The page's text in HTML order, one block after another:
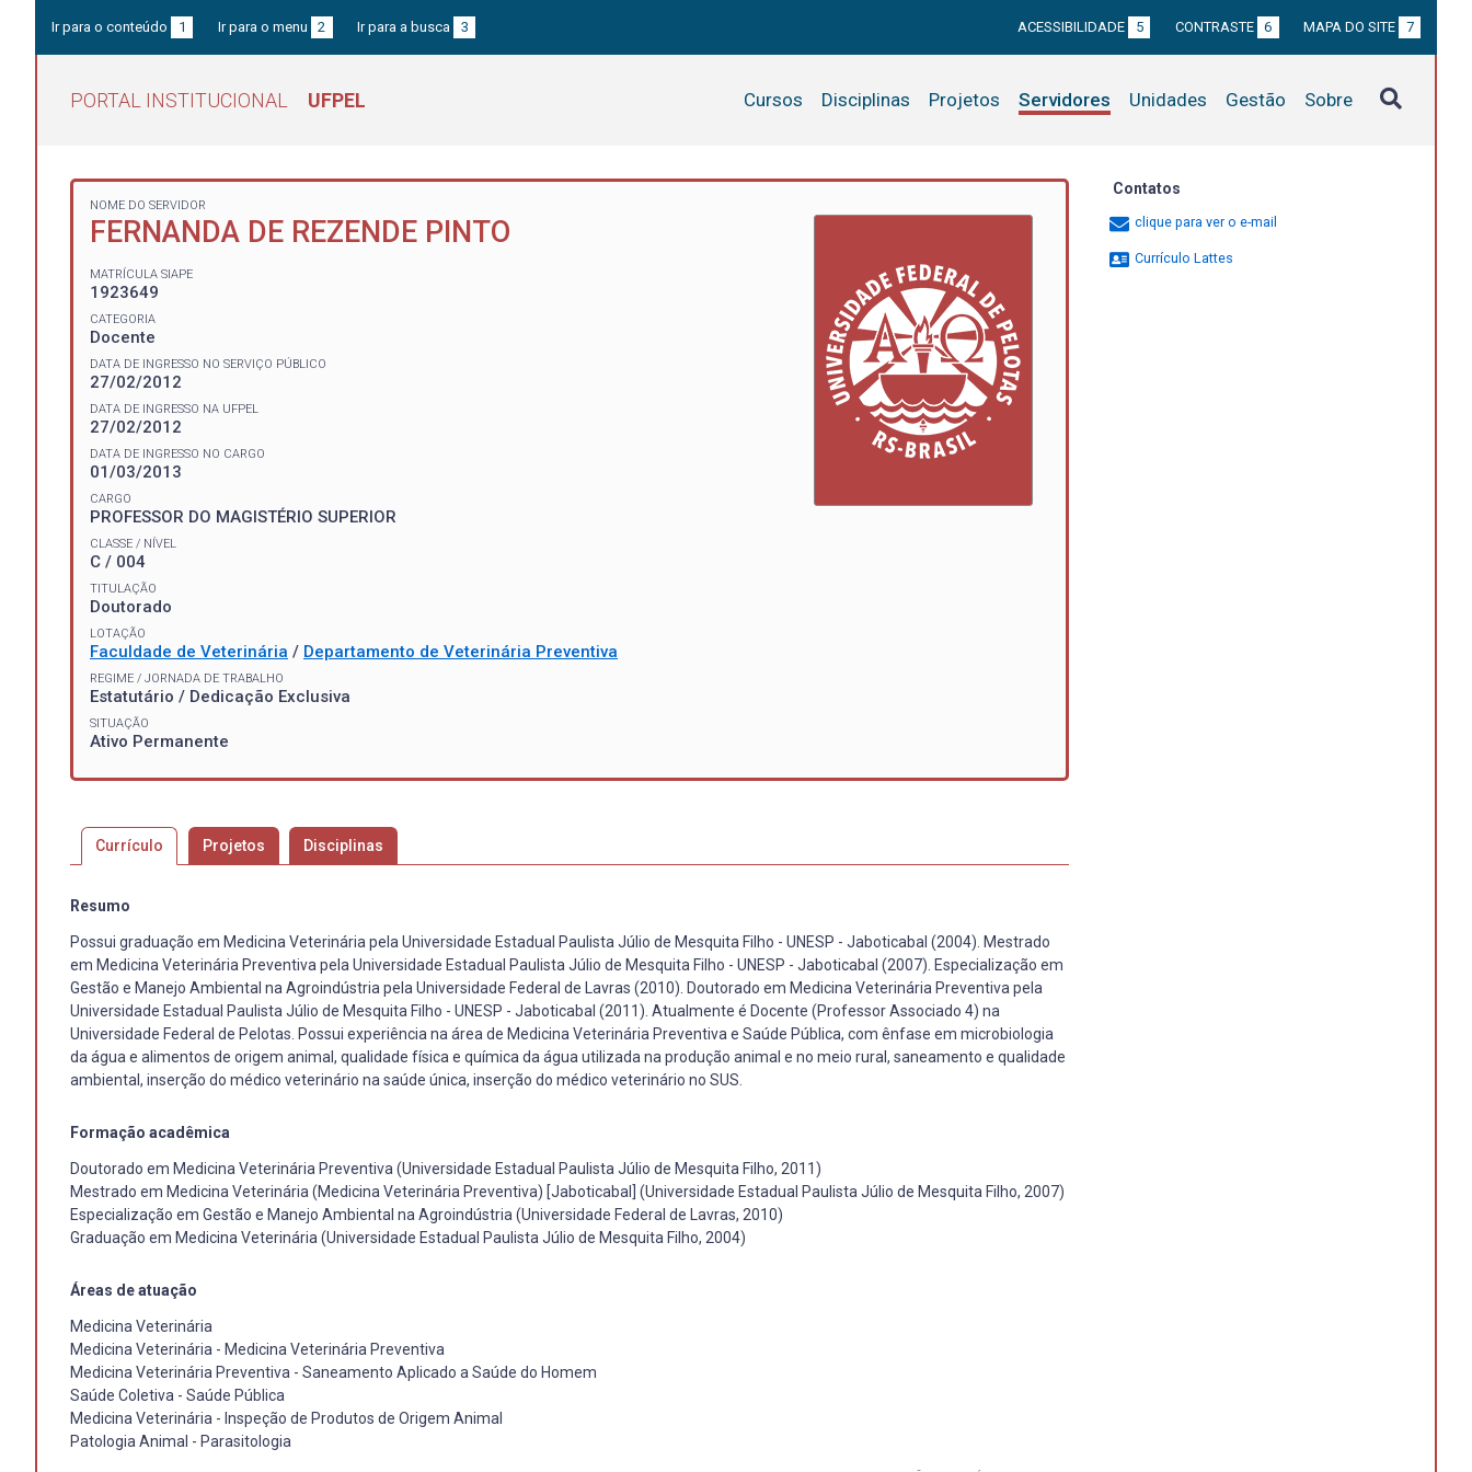
Ir para o conteúdo 1 Ir para o menu 2 Ir para a busca 3 ACESSIBILIDADE 5 CONTRASTE 6 MAPA DO SITE 7
PORTAL INSTITUCIONAL UFPEL Cursos Disciplinas Projetos Servidores Unidades Gestão Sobre
NOME DO SERVIDOR
FERNANDA DE REZENDE PINTO
MATRÍCULA SIAPE
1923649
CATEGORIA
Docente
DATA DE INGRESSO NO SERVIÇO PÚBLICO
27/02/2012
DATA DE INGRESSO NA UFPEL
27/02/2012
DATA DE INGRESSO NO CARGO
01/03/2013
CARGO
PROFESSOR DO MAGISTÉRIO SUPERIOR
CLASSE / NÍVEL
C / 004
TITULAÇÃO
Doutorado
LOTAÇÃO
Faculdade de Veterinária / Departamento de Veterinária Preventiva
REGIME / JORNADA DE TRABALHO
Estatutário / Dedicação Exclusiva
SITUAÇÃO
Ativo Permanente
Currículo Projetos Disciplinas
Resumo
Possui graduação em Medicina Veterinária pela Universidade Estadual Paulista Júlio de Mesquita Filho - UNESP - Jaboticabal (2004). Mestrado
em Medicina Veterinária Preventiva pela Universidade Estadual Paulista Júlio de Mesquita Filho - UNESP - Jaboticabal (2007). Especialização em
Gestão e Manejo Ambiental na Agroindústria pela Universidade Federal de Lavras (2010). Doutorado em Medicina Veterinária Preventiva pela
Universidade Estadual Paulista Júlio de Mesquita Filho - UNESP - Jaboticabal (2011). Atualmente é Docente (Professor Associado 4) na
Universidade Federal de Pelotas. Possui experiência na área de Medicina Veterinária Preventiva e Saúde Pública, com ênfase em microbiologia
da água e alimentos de origem animal, qualidade física e química da água utilizada na produção animal e no meio rural, saneamento e qualidade
ambiental, inserção do médico veterinário na saúde única, inserção do médico veterinário no SUS.
Formação acadêmica
Doutorado em Medicina Veterinária Preventiva (Universidade Estadual Paulista Júlio de Mesquita Filho, 2011)
Mestrado em Medicina Veterinária (Medicina Veterinária Preventiva) [Jaboticabal] (Universidade Estadual Paulista Júlio de Mesquita Filho, 2007)
Especialização em Gestão e Manejo Ambiental na Agroindústria (Universidade Federal de Lavras, 2010)
Graduação em Medicina Veterinária (Universidade Estadual Paulista Júlio de Mesquita Filho, 2004)
Áreas de atuação
Medicina Veterinária
Medicina Veterinária - Medicina Veterinária Preventiva
Medicina Veterinária Preventiva - Saneamento Aplicado a Saúde do Homem
Saúde Coletiva - Saúde Pública
Medicina Veterinária - Inspeção de Produtos de Origem Animal
Patologia Animal - Parasitologia
Contatos
clique para ver o e-mail
Currículo Lattes